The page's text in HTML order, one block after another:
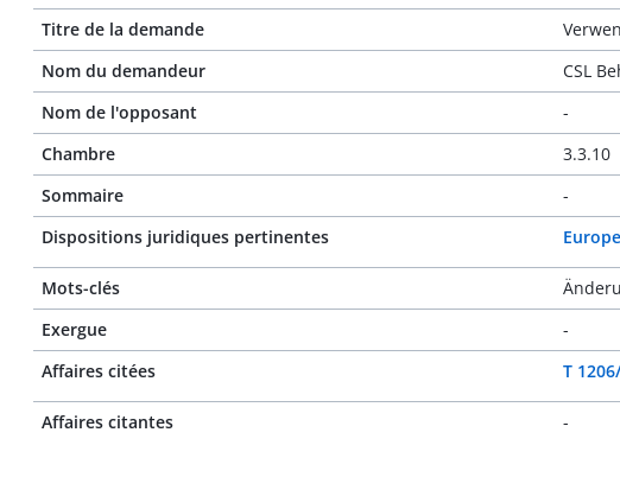
Titre de la demande
Nom du demandeur
CSL
Nom de l'opposant
-
Chambre
3.3.10
Sommaire
-
Dispositions juridiques pertinentes
Mots-clés
Exergue
-
Affaires citées
T
Affaires citantes -